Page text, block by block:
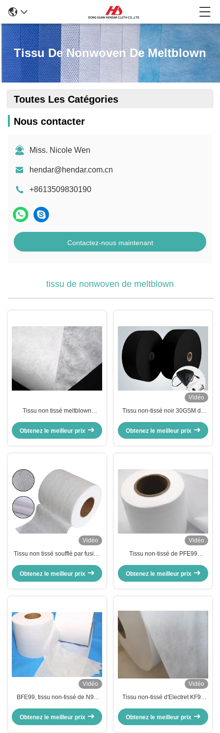
Tissu De Nonwoven De Meltblown
Toutes Les Catégories
Nous contacter
Miss. Nicole Wen
hendar@hendar.com.cn
+8613509830190
Contactez-nous maintenant
tissu de nonwoven de meltblown
Tissu non tissé meltblown
Obtenez le meilleur prix
Vidéo
Tissu non-tissé noir 30GSM de
protecteurs noirs N95 KF94
Obtenez le meilleur prix
Vidéo
Tissu non tissé soufflé par fusion
BFE/PFE/N95/KF94 99
Obtenez le meilleur prix
Vidéo
Tissu non-tissé de PFE99
jetable 3 du masque ASTM
F2100
Obtenez le meilleur prix
Vidéo
BFE99, tissu non-tissé de N95
tissé de tissu de polypropylène
Obtenez le meilleur prix
Vidéo
Tissu non-tissé d'Electret KF94
de l'eau
Obtenez le meilleur prix